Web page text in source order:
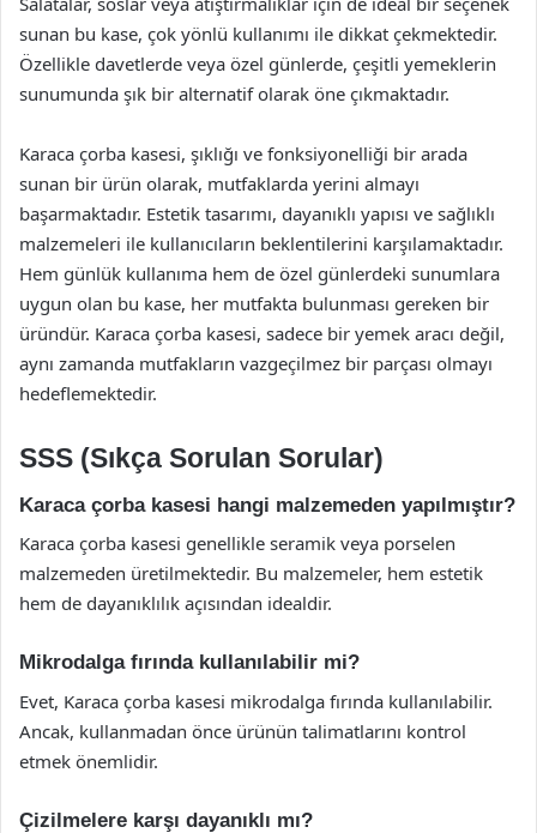
sunan bu kase, çok yönlü kullanımı ile dikkat çekmektedir.
Özellikle davetlerde veya özel günlerde, çeşitli yemeklerin
sunumunda şık bir alternatif olarak öne çıkmaktadır.
Karaca çorba kasesi, şıklığı ve fonksiyonelliği bir arada
sunan bir ürün olarak, mutfaklarda yerini almayı
başarmaktadır. Estetik tasarımı, dayanıklı yapısı ve sağlıklı
malzemeleri ile kullanıcıların beklentilerini karşılamaktadır.
Hem günlük kullanıma hem de özel günlerdeki sunumlara
uygun olan bu kase, her mutfakta bulunması gereken bir
üründür. Karaca çorba kasesi, sadece bir yemek aracı değil,
aynı zamanda mutfakların vazgeçilmez bir parçası olmayı
hedeflemektedir.
SSS (Sıkça Sorulan Sorular)
Karaca çorba kasesi hangi malzemeden yapılmıştır?
Karaca çorba kasesi genellikle seramik veya porselen
malzemeden üretilmektedir. Bu malzemeler, hem estetik
hem de dayanıklılık açısından idealdir.
Mikrodalga fırında kullanılabilir mi?
Evet, Karaca çorba kasesi mikrodalga fırında kullanılabilir.
Ancak, kullanmadan önce ürünün talimatlarını kontrol
etmek önemlidir.
Çizilmelere karşı dayanıklı mı?